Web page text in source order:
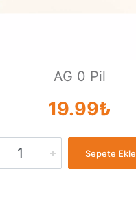
AG 0 Pil
19.99₺
Sepete Ekle